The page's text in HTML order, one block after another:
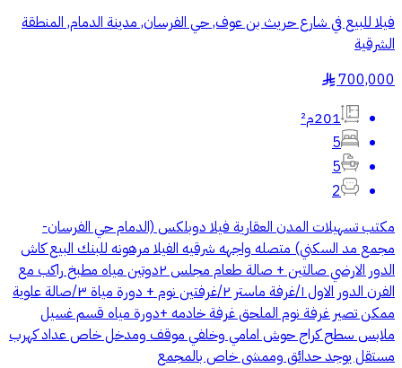
فيلا للبيع في شارع حريث بن عوف, حي الفرسان, مدينة الدمام, المنطقة
الشرقية
700,000
§
201م²
5
5
2
مكتب تسهيلات المدن العقارية فيلا دوبلكس (الدمام حي الفرسان-
مجمع مد السكني) متصله واجهه شرقيه الفيلا مرهونه للبنك البيع كاش
الدور الارضي صالتين + صالة طعام مجلس ٢دوتين مياه مطبخ راكب مع
الفرن الدور الاول ١/غرفة ماستر ٢/غرفتين نوم + دورة مياة ٣/صالة علوية
ممكن تصير غرفة نوم الملحق غرفة خادمه +دورة مياه قسم غسيل
ملابس سطح كراج حوش امامي وخلفي موقف ومدخل خاص عداد كهرب
مستقل يوجد حدائق وممشى خاص بالمجمع